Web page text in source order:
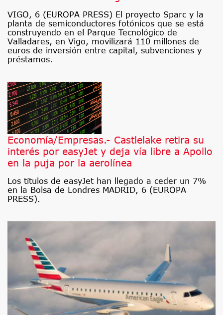
VIGO, 6 (EUROPA PRESS) El proyecto Sparc y la
planta de semiconductores fotónicos que se está
construyendo en el Parque Tecnológico de
Valladares, en Vigo, movilizará 110 millones de
euros de inversión entre capital, subvenciones y
préstamos.
Economía/Empresas.- Castlelake retira su
interés por easyJet y deja vía libre a Apollo
en la puja por la aerolínea
Los títulos de easyJet han llegado a ceder un 7%
en la Bolsa de Londres MADRID, 6 (EUROPA
PRESS).